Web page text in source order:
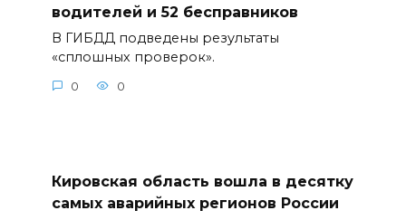
водителей и 52 бесправников
В ГИБДД подведены результаты
«сплошных проверок».
0 0
Кировская область вошла в десятку
самых аварийных регионов России